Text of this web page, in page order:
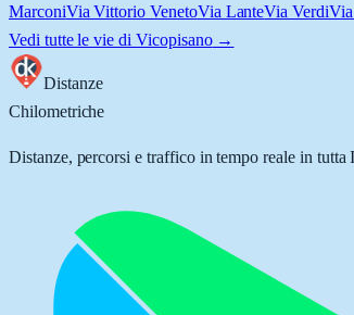
MarconiVia Vittorio VenetoVia LanteVia Verdi
Vedi tutte le vie di Vicopisano→
Distanze
Chilometriche
Distanze, percorsi e traffico in tempo reale in tutta